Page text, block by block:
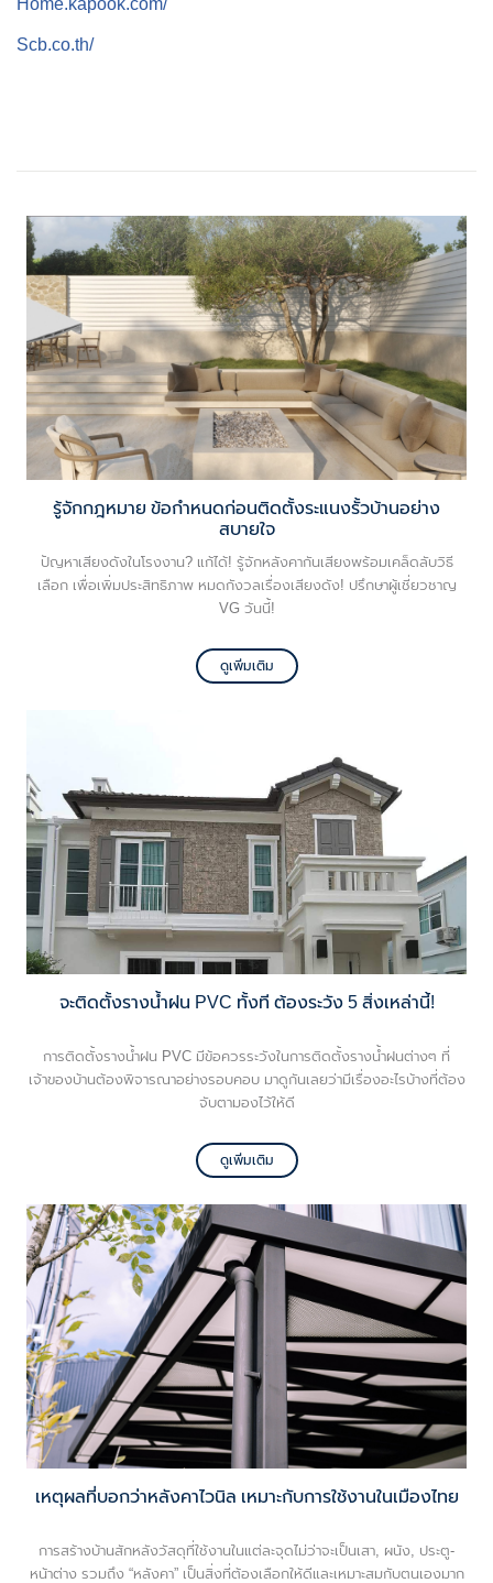
Scb.co.th/
รู้จักกฎหมาย ข้อกำหนดก่อนติดตั้งระแนงรั้วบ้านอย่าง
สบายใจ
ปัญหาเสียงดังในโรงงาน? แก้ได้! รู้จักหลังคากันเสียงพร้อมเคล็ดลับวิธี
เลือก เพื่อเพิ่มประสิทธิภาพ หมดกังวลเรื่องเสียงดัง! ปรึกษาผู้เชี่ยวชาญ
VG วันนี้!
ดูเพิ่มเติม
จะติดตั้งรางน้ำฝน PVC ทั้งที ต้องระวัง 5 สิ่งเหล่านี้!
การติดตั้งรางน้ำฝน PVC มีข้อควรระวังในการติดตั้งรางน้ำฝนต่างๆ ที่
เจ้าของบ้านต้องพิจารณาอย่างรอบคอบ มาดูกันเลยว่ามีเรื่องอะไรบ้างที่ต้อง
จับตามองไว้ให้ดี
ดูเพิ่มเติม
เหตุผลที่บอกว่าหลังคาไวนิล เหมาะกับการใช้งานในเมืองไทย
การสร้างบ้านสักหลังวัสดุที่ใช้งานในแต่ละจุดไม่ว่าจะเป็นเสา, ผนัง, ประตู-
หน้าต่าง รวมถึง “หลังคา” เป็นสิ่งที่ต้องเลือกให้ดีและเหมาะสมกับตนเองมาก